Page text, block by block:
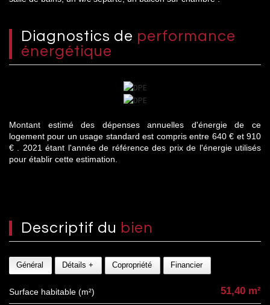
diagnostics de performance
énergétique
Montant estimé des dépenses annuelles d'énergie de ce
logement pour un usage standard est compris entre 640 € et 910
€ . 2021 étant l'année de référence des prix de l'énergie utilisés
pour établir cette estimation.
descriptif du bien
Général Détails + Copropriété Financier
Surface habitable (m²) 51,40 m²